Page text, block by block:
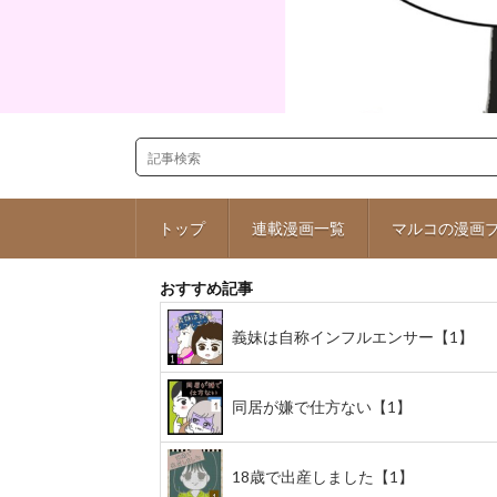
トップ 連載漫画一覧 マルコの漫画
おすすめ記事
義妹は自称インフルエンサー【1】
同居が嫌で仕方ない【1】
18歳で出産しました【1】